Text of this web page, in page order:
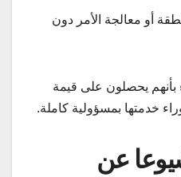
أو معالجة الأمر دون
بأنهم يحصلون على قيمة
خدمتها بمسؤولية كاملة.
عن